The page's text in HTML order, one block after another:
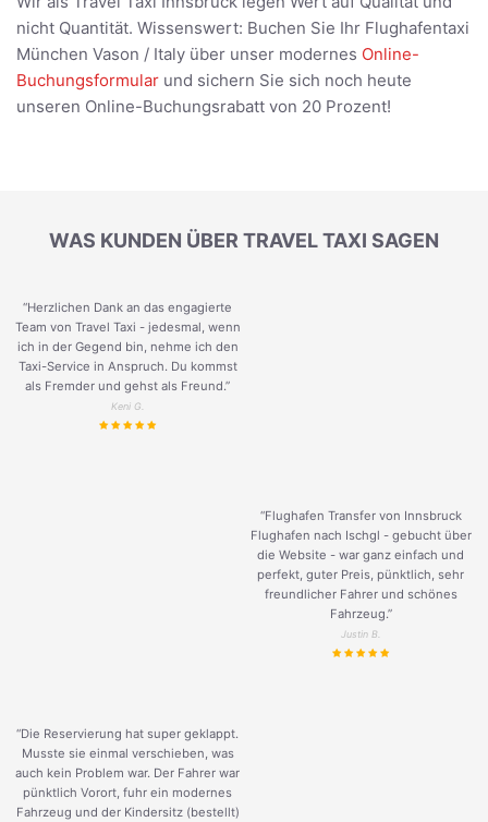
nicht Quantität. Wissenswert: Buchen Sie Ihr Flughafentaxi
München Vason / Italy über unser modernes Online-
Buchungsformular und sichern Sie sich noch heute
unseren Online-Buchungsrabatt von 20 Prozent!
WAS KUNDEN ÜBER TRAVEL TAXI SAGEN
“Herzlichen Dank an das engagierte
Team von Travel Taxi - jedesmal, wenn
ich in der Gegend bin, nehme ich den
Taxi-Service in Anspruch. Du kommst
als Fremder und gehst als Freund.”
Keni G.
“Flughafen Transfer von Innsbruck
Flughafen nach Ischgl - gebucht über
die Website - war ganz einfach und
perfekt, guter Preis, pünktlich, sehr
freundlicher Fahrer und schönes
Fahrzeug.”
Justin B.
“Die Reservierung hat super geklappt.
Musste sie einmal verschieben, was
auch kein Problem war. Der Fahrer war
pünktlich Vorort, fuhr ein modernes
Fahrzeug und der Kindersitz (bestellt)